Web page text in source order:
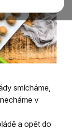
smícháme,
v
a opět do